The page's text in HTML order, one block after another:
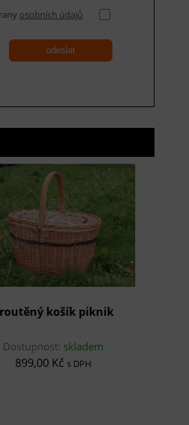
osobních údajů
odeslat
košík piknik
Dostupnost: skladem
899,00 Kč s DPH